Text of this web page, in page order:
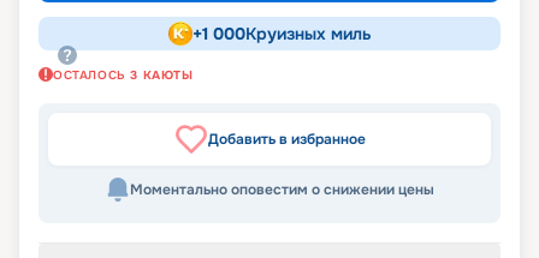
+1 000Круизных миль
ОСТАЛОСЬ 3 КАЮТЫ
Добавить в избранное
Моментально оповестим о снижении цены